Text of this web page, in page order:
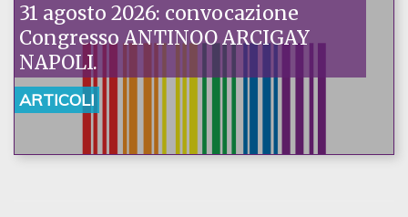
31 agosto 2026: convocazione
Congresso ANTINOO ARCIGAY
NAPOLI.
ARTICOLI